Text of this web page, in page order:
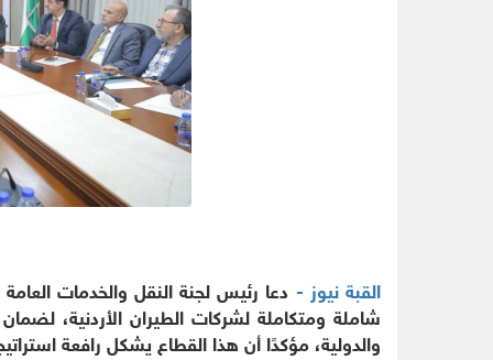
القبة نيوز - دعا رئيس لجنة النقل والخدمات
شاملة ومتكاملة لشركات الطيران الأردنية،
والدولية، مؤكدًا أن هذا القطاع يشكل رافعة